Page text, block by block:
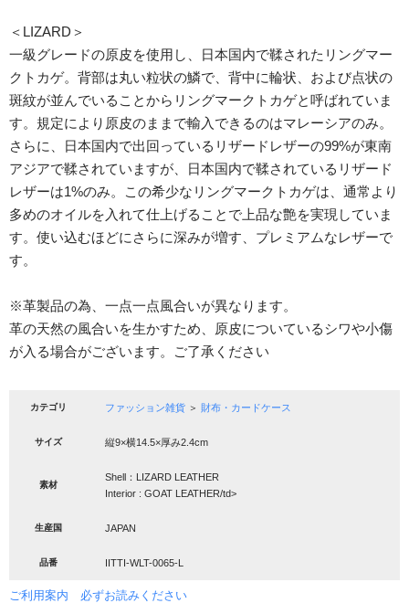
＜LIZARD＞
一級グレードの原皮を使用し、日本国内で鞣されたリングマー
クトカゲ。背部は丸い粒状の鱗で、背中に輪状、および点状の
斑紋が並んでいることからリングマークトカゲと呼ばれていま
す。規定により原皮のままで輸入できるのはマレーシアのみ。
さらに、日本国内で出回っているリザードレザーの99%が東南
アジアで鞣されていますが、日本国内で鞣されているリザード
レザーは1%のみ。この希少なリングマークトカゲは、通常より
多めのオイルを入れて仕上げることで上品な艶を実現していま
す。使い込むほどにさらに深みが増す、プレミアムなレザーで
す。
※革製品の為、一点一点風合いが異なります。
革の天然の風合いを生かすため、原皮についているシワや小傷
が入る場合がございます。ご了承ください
カテゴリ ファッション雑貨 ＞ 財布・カードケース
サイズ 縦9×横14.5×厚み2.4cm
素材
Shell：LIZARD LEATHER
Interior : GOAT LEATHER/td>
生産国 JAPAN
品番 IITTI-WLT-0065-L
ご利用案内 必ずお読みください